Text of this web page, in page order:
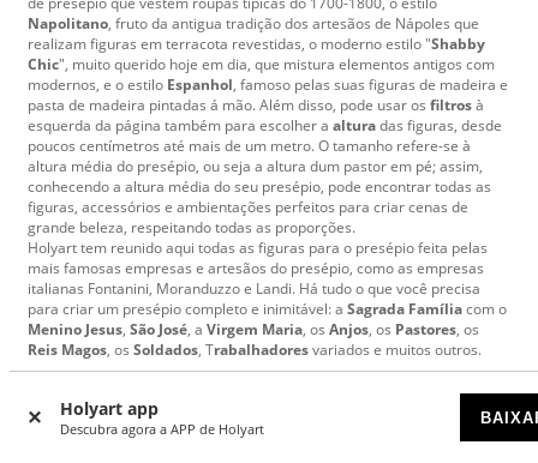
Holyart app
Descubra agora a APP de Holyart
Napolitano, fruto da antigua tradição dos artesãos de Nápoles que
realizam figuras em terracota revestidas, o moderno estilo "Shabby
Chic", muito querido hoje em dia, que mistura elementos antigos com
modernos, e o estilo Espanhol, famoso pelas suas figuras de madeira e
pasta de madeira pintadas á mão. Além disso, pode usar os filtrosà
esquerda da página também para escolher a alturadas figuras, desde
poucos centímetros até mais de um metro. O tamanho refere-se à
altura média do presépio, ou seja a altura dum pastor em pé; assim,
conhecendo a altura média do seu presépio, pode encontrar todas as
figuras, accessórios e ambientações perfeitos para criar cenas de
grande beleza, respeitando todas as proporções.
Holyart tem reunido aqui todas as figuras para o presépio feita pelas
mais famosas empresas e artesãos do presépio, como as empresas
italianas Fontanini, Moranduzzo e Landi. Há tudo o que você precisa
para criar um presépio completo e inimitável: a Sagrada Famíliacom o
Menino Jesus, São José, a Virgem Maria, os Anjos, os Pastores, os
Reis Magos, os Soldados, Trabalhadoresvariados e muitos outros.
Para qualquer questão sobre a categoria das Figuras de Presépio, pode
contatar-nos por email apoiocliente@holyart.pt, telefone ou no chat de
Holyart.